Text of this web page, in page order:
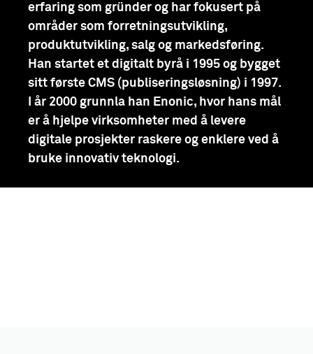
erfaring som gründer og har fokusert på
områder som forretningsutvikling,
produktutvikling, salg og markedsføring.
Han startet et digitalt byrå i 1995 og bygget
sitt første CMS (publiseringsløsning) i 1997.
I år 2000 grunnla han Enonic, hvor hans mål
er å hjelpe virksomheter med å levere
digitale prosjekter raskere og enklere ved å
bruke innovativ teknologi.